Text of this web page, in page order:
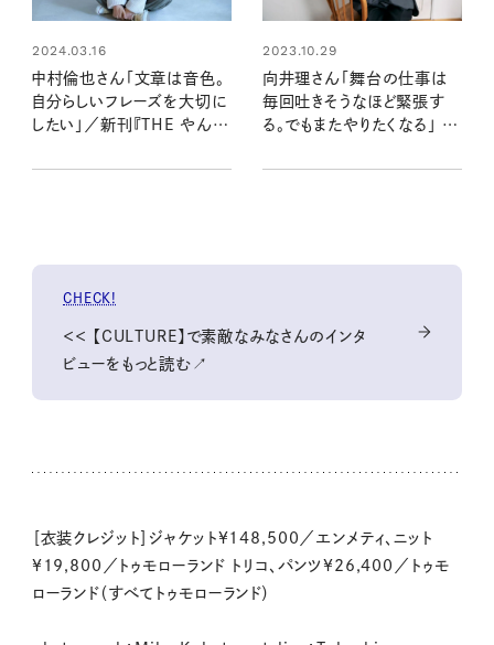
2024.03.16
中村倫也さん「文章は音色。
自分らしいフレーズを大切に
したい」／新刊『THE やんご
2023.10.29
向井理さん「舞台の仕事は
毎回吐きそうなほど緊張す
る。でもまたやりたくなる」 舞
CHECK!
＜＜ 【CULTURE】で素敵なみなさんのインタ
ビューをもっと読む↗
［衣装クレジット］ジャケット¥148,500／エンメティ、ニット
¥19,800／トゥモローランド トリコ、パンツ¥26,400／トゥモ
ローランド（すべてトゥモローランド）